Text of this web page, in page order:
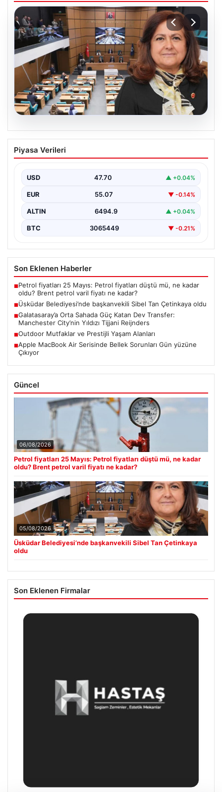
05.08.2026
Üsküdar Belediyesi’nde başkanvekili
Sibel Tan Çetinkaya oldu
Piyasa Verileri
USD 47.70 ▲ +0.04%
EUR 55.07 ▼ -0.14%
ALTIN 6494.9 ▲ +0.04%
BTC 3065449 ▼ -0.21%
Son Eklenen Haberler
■Petrol fiyatları 25 Mayıs: Petrol fiyatları düştü mü, ne kadar
oldu? Brent petrol varil fiyatı ne kadar?
■Üsküdar Belediyesi’nde başkanvekili Sibel Tan Çetinkaya oldu
■Galatasaray’a Orta Sahada Güç Katan Dev Transfer:
Manchester City’nin Yıldızı Tijjani Reijnders
■Outdoor Mutfaklar ve Prestijli Yaşam Alanları
■Apple MacBook Air Serisinde Bellek Sorunları Gün yüzüne
Çıkıyor
Güncel
06/08/2026
Petrol fiyatları 25 Mayıs: Petrol fiyatları düştü mü, ne kadar
oldu? Brent petrol varil fiyatı ne kadar?
05/08/2026
Üsküdar Belediyesi’nde başkanvekili Sibel Tan Çetinkaya
oldu
Son Eklenen Firmalar